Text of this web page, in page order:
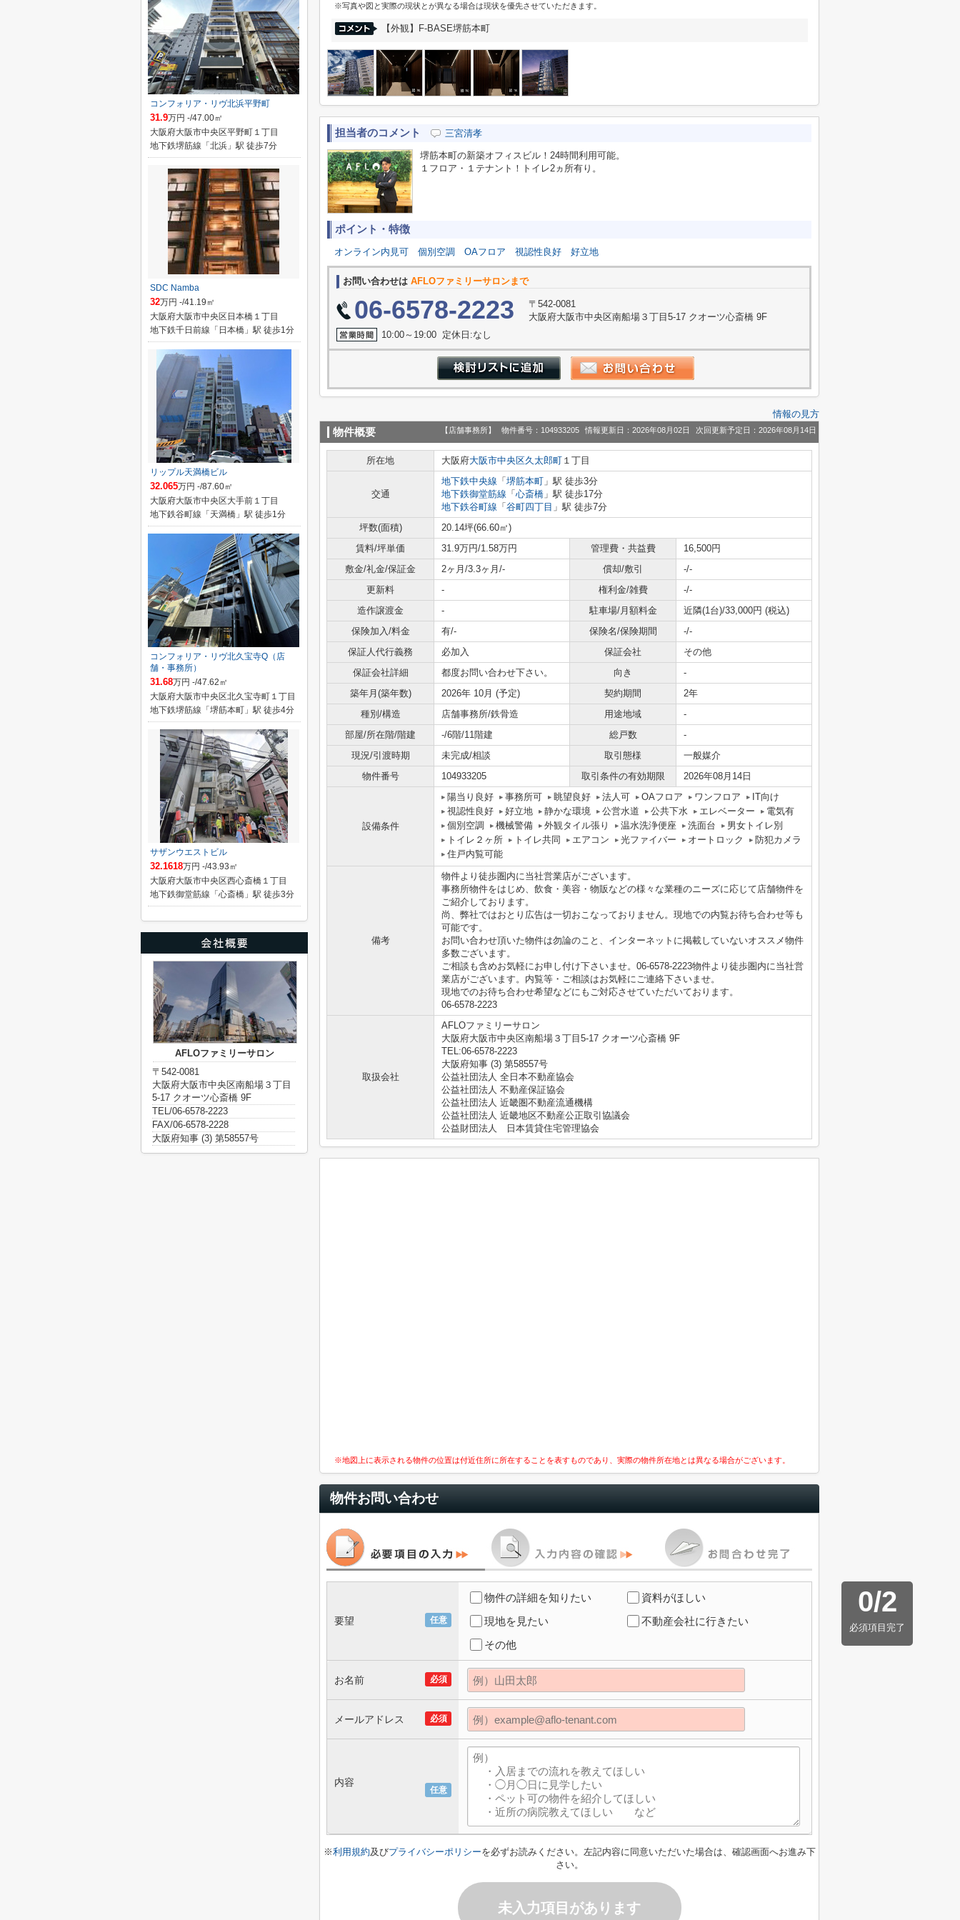
※写真や図と実際の現状とが異なる場合は現状を優先させていただきます。
【外観】F-BASE堺筋本町
担当者のコメント 三宮清孝
堺筋本町の新築オフィスビル！24時間利用可能。
１フロア・１テナント！トイレ2ヵ所有り。
ポイント・特徴
オンライン内見可 個別空調 OAフロア 視認性良好 好立地
お問い合わせは AFLOファミリーサロンまで
06-6578-2223
〒542-0081
大阪府大阪市中央区南船場３丁目5-17 クオーツ心斎橋 9F
10:00～19:00 定休日:なし
情報の見方
物件概要 【店舗事務所】 物件番号：104933205 情報更新日：2026年08月02日 次回更新予定日：2026年08月14日
所在地 大阪府大阪市中央区久太郎町 １丁目
交通
地下鉄中央線 「 堺筋本町 」駅 徒歩3分
地下鉄御堂筋線 「 心斎橋 」駅 徒歩17分
地下鉄谷町線 「 谷町四丁目 」駅 徒歩7分
坪数(面積)
20.14坪(66.60㎡)
賃料/坪単価
31.9万円/1.58万円 管理費・共益費
16,500円
敷金/礼金/保証金
2ヶ月/3.3ヶ月/- 償却/敷引
-/-
更新料
- 権利金/雑費
-/-
造作譲渡金
- 駐車場/月額料金
近隣(1台)/33,000円 (税込)
保険加入/料金
有/- 保険名/保険期間
-/-
保証人代行義務
必加入 保証会社
その他
保証会社詳細
都度お問い合わせ下さい。 向き
-
築年月(築年数)
2026年 10月 (予定) 契約期間
2年
種別/構造
店舗事務所/鉄骨造 用途地域
-
部屋/所在階/階建
-/6階/11階建 総戸数
-
現況/引渡時期
未完成/相談 取引態様
一般媒介
物件番号
104933205 取引条件の有効期限 2026年08月14日
設備条件
陽当り良好 事務所可 眺望良好 法人可 OAフロア ワンフロア
IT向け
視認性良好
好立地 静かな環境 公営水道 公共下水 エレベーター
電気有
個別空調
機械警備 外観タイル張り 温水洗浄便座 洗面台
男女トイレ別
トイレ２ヶ所
トイレ共同 エアコン 光ファイバー オートロック
防犯カメラ
住戸内覧可能
備考
物件より徒歩圏内に当社営業店がございます。
事務所物件をはじめ、飲食・美容・物販などの様々な業種のニーズに応じて店舗物件を
ご紹介しております。
尚、弊社ではおとり広告は一切おこなっておりません。現地での内覧お待ち合わせ等も
可能です。
お問い合わせ頂いた物件は勿論のこと、インターネットに掲載していないオススメ物件
多数ございます。
ご相談も含めお気軽にお申し付け下さいませ。06-6578-2223物件より徒歩圏内に当社営
業店がございます。内覧等・ご相談はお気軽にご連絡下さいませ。
現地でのお待ち合わせ希望などにもご対応させていただいております。
06-6578-2223
取扱会社
AFLOファミリーサロン
大阪府大阪市中央区南船場３丁目5-17 クオーツ心斎橋 9F
TEL:06-6578-2223
大阪府知事 (3) 第58557号
公益社団法人 全日本不動産協会
公益社団法人 不動産保証協会
公益社団法人 近畿圏不動産流通機構
公益社団法人 近畿地区不動産公正取引協議会
公益財団法人 日本賃貸住宅管理協会
※地図上に表示される物件の位置は付近住所に所在することを表すものであり、実際の物件所在地とは異なる場合がございます。
物件お問い合わせ
0/2
必須項目完了
任意
要望
物件の詳細を知りたい
資料がほしい
現地を見たい
不動産会社に行きたい
その他
必須
お名前
必須
メールアドレス
任意
内容
※利用規約及びプライバシーポリシーを必ずお読みください。左記内容に同意いただいた場合は、確認画面へお進み下
さい。
未入力項目があります
コンフォリア・リヴ北浜平野町
31.9万円 -/47.00㎡
大阪府大阪市中央区平野町１丁目
地下鉄堺筋線「北浜」駅 徒歩7分
SDC Namba
32万円 -/41.19㎡
大阪府大阪市中央区日本橋１丁目
地下鉄千日前線「日本橋」駅 徒歩1分
リップル天満橋ビル
32.065万円 -/87.60㎡
大阪府大阪市中央区大手前１丁目
地下鉄谷町線「天満橋」駅 徒歩1分
コンフォリア・リヴ北久宝寺Q（店
舗・事務所）
31.68万円 -/47.62㎡
大阪府大阪市中央区北久宝寺町１丁目
地下鉄堺筋線「堺筋本町」駅 徒歩4分
サザンウエストビル
32.1618万円 -/43.93㎡
大阪府大阪市中央区西心斎橋１丁目
地下鉄御堂筋線「心斎橋」駅 徒歩3分
AFLOファミリーサロン
〒542-0081
大阪府大阪市中央区南船場３丁目
5-17 クオーツ心斎橋 9F
TEL/06-6578-2223
FAX/06-6578-2228
大阪府知事 (3) 第58557号